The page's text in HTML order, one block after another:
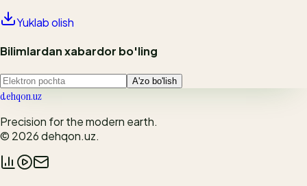
Yuklab olish
Bilimlardan xabardor bo'ling
A'zo bo'lish
dehqon.uz
Precision for the modern earth.
© 2026dehqon.uz.